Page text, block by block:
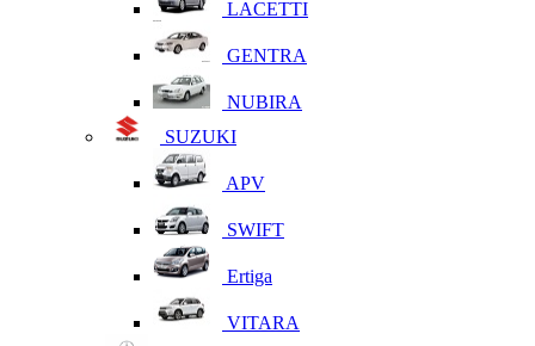
LACETTI
GENTRA
NUBIRA
SUZUKI
APV
SWIFT
Ertiga
VITARA